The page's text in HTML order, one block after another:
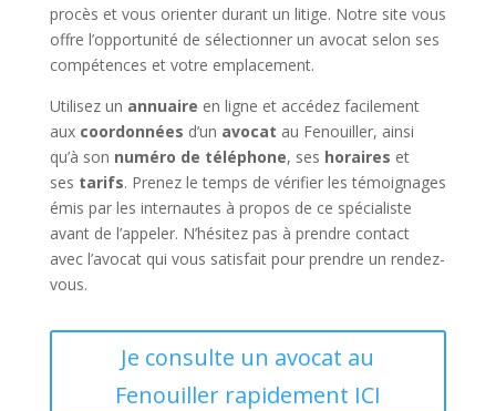
procès et vous orienter durant un litige. Notre site vous
offre l’opportunité de sélectionner un avocat selon ses
compétences et votre emplacement.
Utilisez un annuaire en ligne et accédez facilement
aux coordonnées d’un avocat au Fenouiller, ainsi
qu’à son numéro de téléphone, ses horaires et
ses tarifs. Prenez le temps de vérifier les témoignages
émis par les internautes à propos de ce spécialiste
avant de l’appeler. N’hésitez pas à prendre contact
avec l’avocat qui vous satisfait pour prendre un rendez-
vous.
Je consulte un avocat au
Fenouiller rapidement ICI